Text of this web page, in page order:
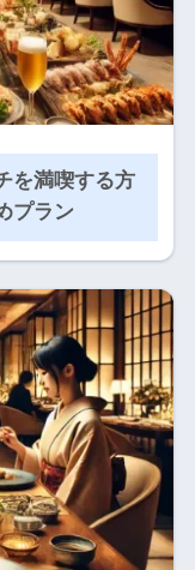
を満喫する方
プラン